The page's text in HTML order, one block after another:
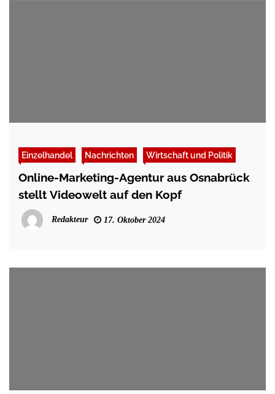
Einzelhandel Nachrichten Wirtschaft und Politik
Online-Marketing-Agentur aus Osnabrück
stellt Videowelt auf den Kopf
Redakteur 17. Oktober 2024